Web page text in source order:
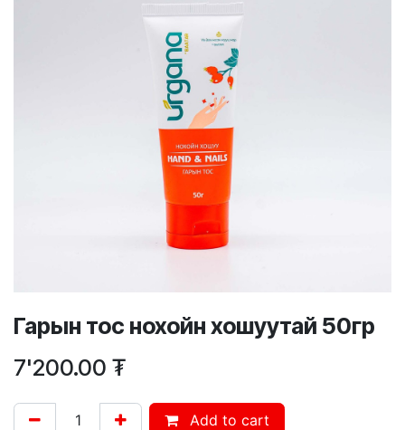
Гарын тос нохойн хошуутай 50гр
7'200.00 ₮
Add to cart